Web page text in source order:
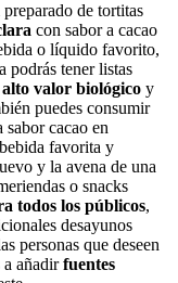
de tortitas
con sabor a cacao
o líquido favorito,
podrás tener listas
valor biológicoy
puedes consumir
sabor cacao en
favorita y
y la avena de una
o snacks
todos los públicos,
desayunos
personas que deseen
a añadirfuentes